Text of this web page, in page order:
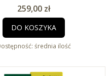
Cena
259,00 zł
DO KOSZYKA
średnia ilość